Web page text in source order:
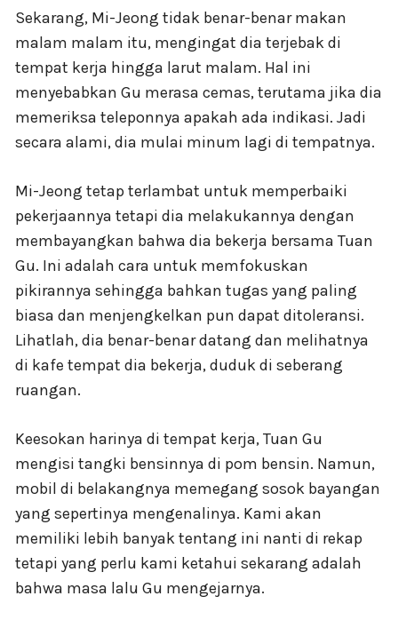
Sekarang, Mi-Jeong tidak benar-benar makan
malam malam itu, mengingat dia terjebak di
tempat kerja hingga larut malam. Hal ini
menyebabkan Gu merasa cemas, terutama jika dia
memeriksa teleponnya apakah ada indikasi. Jadi
secara alami, dia mulai minum lagi di tempatnya.
Mi-Jeong tetap terlambat untuk memperbaiki
pekerjaannya tetapi dia melakukannya dengan
membayangkan bahwa dia bekerja bersama Tuan
Gu. Ini adalah cara untuk memfokuskan
pikirannya sehingga bahkan tugas yang paling
biasa dan menjengkelkan pun dapat ditoleransi.
Lihatlah, dia benar-benar datang dan melihatnya
di kafe tempat dia bekerja, duduk di seberang
ruangan.
Keesokan harinya di tempat kerja, Tuan Gu
mengisi tangki bensinnya di pom bensin. Namun,
mobil di belakangnya memegang sosok bayangan
yang sepertinya mengenalinya. Kami akan
memiliki lebih banyak tentang ini nanti di rekap
tetapi yang perlu kami ketahui sekarang adalah
bahwa masa lalu Gu mengejarnya.